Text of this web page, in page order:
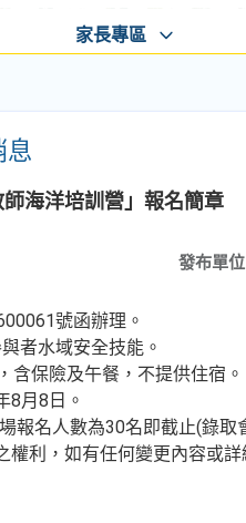
家長專區
息
海洋培訓營」報名簡章
發布單位
號函辦理。
者水域安全技能。
含保險及午餐，不提供住宿。
8月8日。
報名人數為30名即截止(錄取
利，如有任何變更內容或